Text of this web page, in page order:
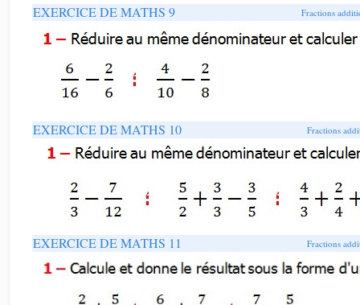
EXERCICE DE MATHS 9 Fractions
EXERCICE DE MATHS 10 Fractions
EXERCICE DE MATHS 11 Fractions